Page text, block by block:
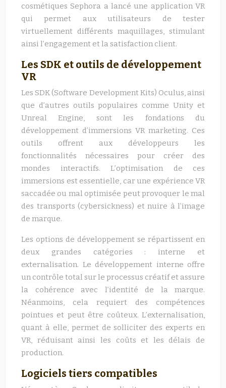
cosmétiques Sephora a lancé une application VR
qui permet aux utilisateurs de tester
virtuellement différents maquillages, stimulant
ainsi l’engagement et la satisfaction client.
Les SDK et outils de développement
VR
Les SDK (Software Development Kits) Oculus, ainsi
que d’autres outils populaires comme Unity et
Unreal Engine, sont les fondations du
développement d’immersions VR marketing. Ces
outils offrent aux développeurs les
fonctionnalités nécessaires pour créer des
mondes interactifs. L’optimisation de ces
immersions est essentielle, car une expérience VR
saccadée ou mal optimisée peut provoquer le mal
des transports (cybersickness) et nuire à l’image
de marque.
Les options de développement se répartissent en
deux grandes catégories : interne et
externalisation. Le développement interne offre
un contrôle total sur le processus créatif et assure
la cohérence avec l’identité de la marque.
Néanmoins, cela requiert des compétences
pointues et peut être coûteux. L’externalisation,
quant à elle, permet de solliciter des experts en
VR, réduisant ainsi les coûts et les délais de
production.
Logiciels tiers compatibles